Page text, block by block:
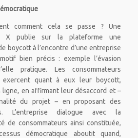
comment cela se passe ? Une
X publie sur la plateforme une
boycott à l’encontre d’une entreprise
bien précis : exemple l’évasion
pratique. Les consommateurs
exercent quant à eux leur boycott,
ligne, en affirmant leur désaccord et –
du projet – en proposant des
L’entreprise dialogue avec la
de consommateurs ainsi constituée,
démocratique aboutit quand,